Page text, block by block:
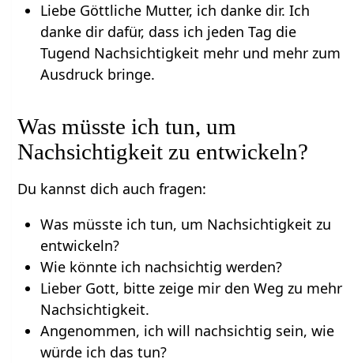
Liebe Göttliche Mutter, ich danke dir. Ich
danke dir dafür, dass ich jeden Tag die
Tugend Nachsichtigkeit mehr und mehr zum
Ausdruck bringe.
Was müsste ich tun, um
Nachsichtigkeit zu entwickeln?
Du kannst dich auch fragen:
Was müsste ich tun, um Nachsichtigkeit zu
entwickeln?
Wie könnte ich nachsichtig werden?
Lieber Gott, bitte zeige mir den Weg zu mehr
Nachsichtigkeit.
Angenommen, ich will nachsichtig sein, wie
würde ich das tun?